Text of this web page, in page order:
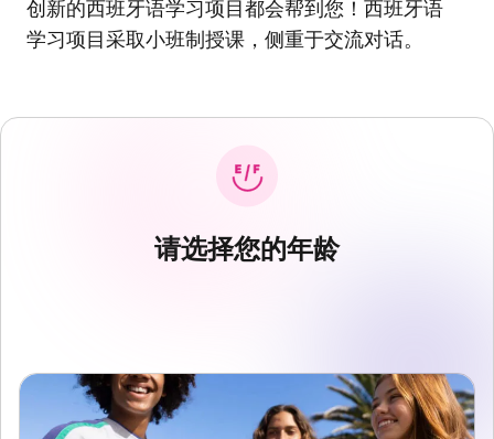
创新的西班牙语学习项目都会帮到您！西班牙语
学习项目采取小班制授课，侧重于交流对话。
请选择您的年龄